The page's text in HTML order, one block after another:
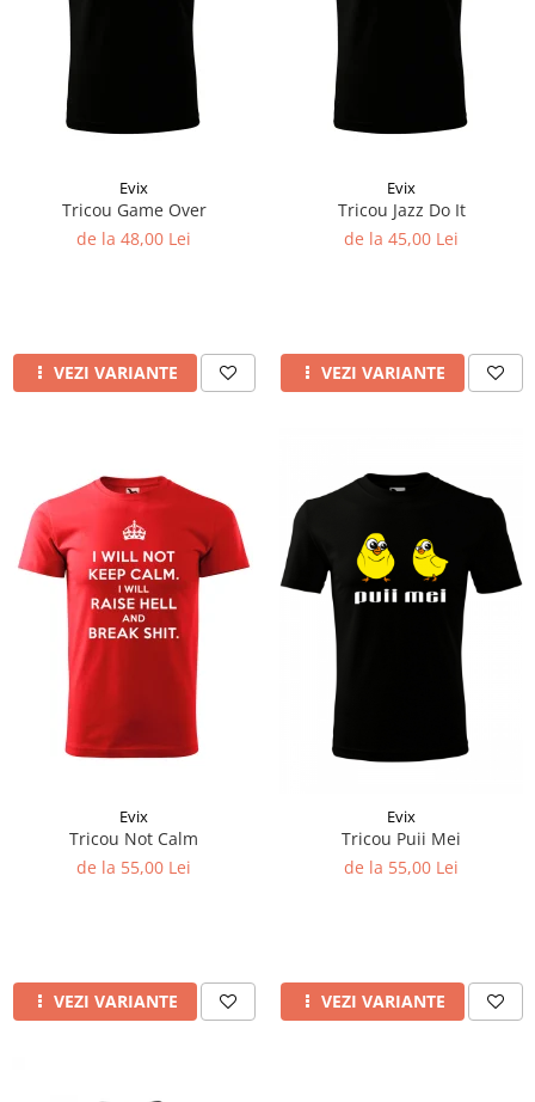
Evix
Tricou Game Over
de la 48,00 Lei
VEZI VARIANTE
Evix
Tricou Jazz Do It
de la 45,00 Lei
VEZI VARIANTE
Evix
Tricou Not Calm
de la 55,00 Lei
VEZI VARIANTE
Evix
Tricou Puii Mei
de la 55,00 Lei
VEZI VARIANTE